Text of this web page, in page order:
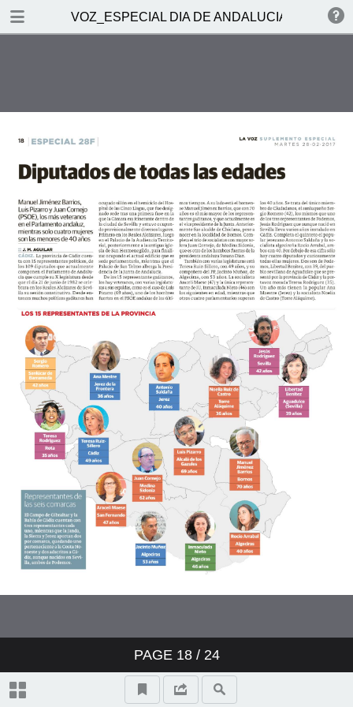
VOZ_ESPECIAL DIA DE ANDALUCIA-28-02-
PAGE 18/ 24
DOWNLOAD
VOZ 28-02-2017-SUPLEMENTO
VOZ 28-02-2017-SUPLEMENTO
CADIZ--11
VOZ 28-02-2017-SUPLEMENTO
CADIZ--12
VOZ 28-02-2017-SUPLEMENTO
CADIZ--13
VOZ 28-02-2017-SUPLEMENTO
CADIZ--14
VOZ 28-02-2017-SUPLEMENTO
CADIZ--15
VOZ 28-02-2017-SUPLEMENTO
CADIZ--16
VOZ 28-02-2017-SUPLEMENTO
VOZ 28-02-2017-SUPLEMENTO